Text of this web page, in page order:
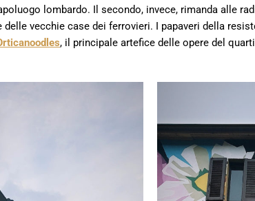
lombardo. Il secondo, invece, rimanda alle
vecchie case dei ferrovieri. I papaveri della
, il principale artefice delle opere del